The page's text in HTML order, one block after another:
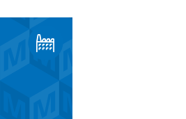
em vista a redução da taxa de
últimos trimestres. Apesar
diferenças de rendimento médio
as metrópoles. Em geral, aquelas
médio acima do rendimento
metropolitanas se